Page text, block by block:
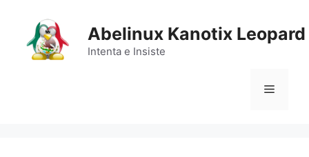
contenido
Abelinux Kanotix Leopard
Intenta e Insiste
Menú